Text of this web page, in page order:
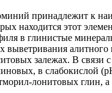
принадлежит к
находится этот
в глинистые
выветривания
залежах. В связи
в слабокислой
лонитовых глин, а